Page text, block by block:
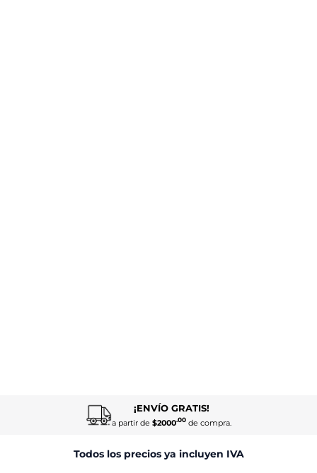
¡ENVÍO GRATIS!
a partir de $2000.00de compra.
Todos los precios ya incluyen IVA